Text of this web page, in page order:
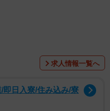
勢の市川さんにエールが
求人情報一覧へ
即日入寮/住み込み/寮